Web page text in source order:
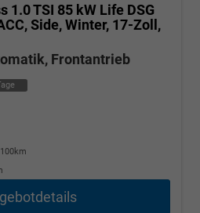
1.0 TSI 85 kW Life DSG
Side, Winter, 17-Zoll,
Frontantrieb